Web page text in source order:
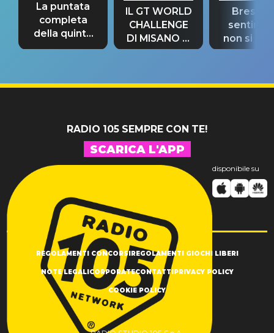
La puntata
completa
della quinta
tappa
IL GT WORLD
CHALLENGE
DI MISANO si
riconferma
Bresh:
non si
fino alla
RADIO 105 SEMPRE CON TE!
SCARICA L'APP
disponibile su
REGOLAMENTI CONCORSI REGOLAMENTI GIOCHI LIBERI
NOTE LEGALI CORPORATECONTATTI PRIVACY POLICY
COOKIE POLICY